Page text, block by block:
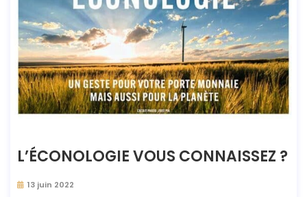
L’ÉCONOLOGIE VOUS CONNAISSEZ ?
13 juin 2022